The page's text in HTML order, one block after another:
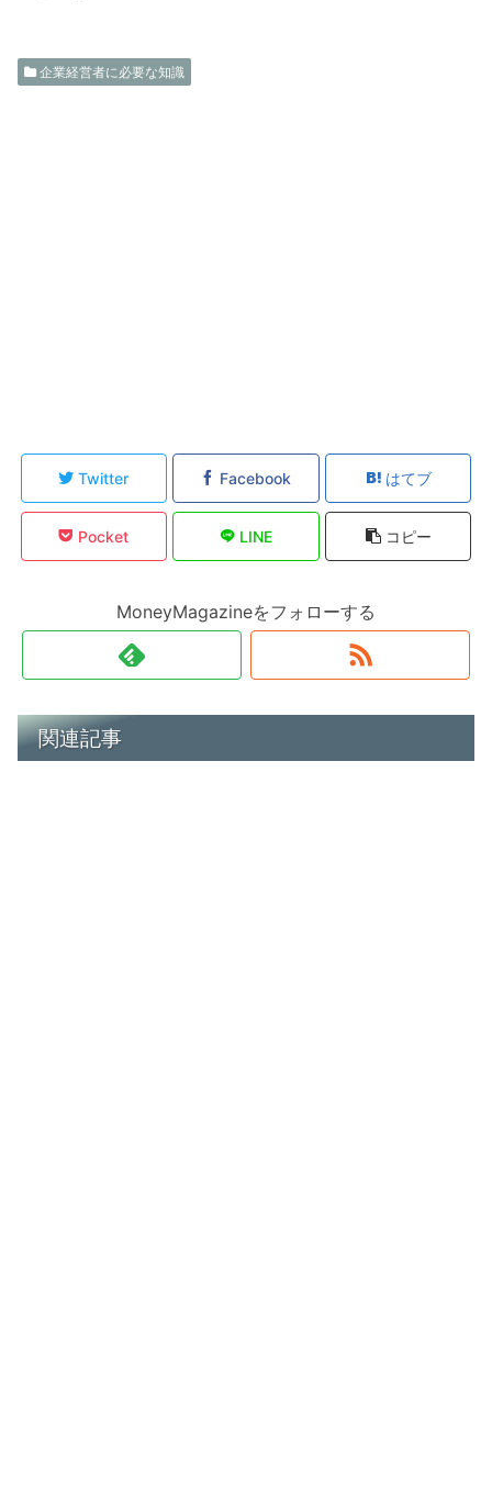
企業経営者に必要な知識
Twitter Facebook はてブ
Pocket LINE コピー
MoneyMagazineをフォローする
関連記事